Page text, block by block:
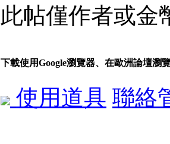
此帖僅作者或金
下載使用Google瀏覽器、在歐洲論壇瀏
使用道具 聯絡